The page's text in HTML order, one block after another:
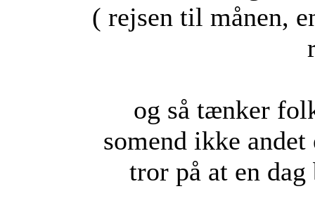
( rejsen til månen,
og så tænker
somend ikke
tror på at en